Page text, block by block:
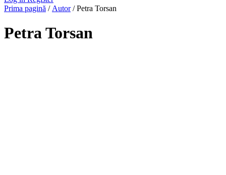
Prima pagină / Autor/ Petra Torsan
Petra Torsan